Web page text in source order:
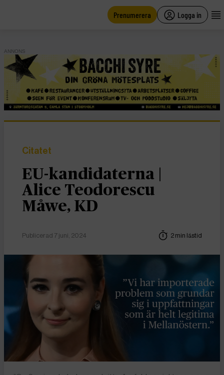
Prenumerera Logga in
ANNONS
Citatet
EU-kandidaterna |
Alice Teodorescu
Måwe, KD
Publicerad 7 juni, 2024 2 min lästid